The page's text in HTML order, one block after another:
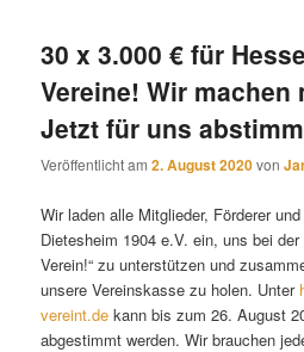
30 x 3.000 € für
Vereine! Wir machen
Jetzt für uns
Veröffentlicht am2. August 2020von
Wir laden alle Mitglieder, Förderer
Dietesheim 1904 e.V. ein, uns bei
Verein!“ zu unterstützen und
unsere Vereinskasse zu holen. Unter
vereint.de kann bis zum 26. August
abgestimmt werden. Wir brauchen